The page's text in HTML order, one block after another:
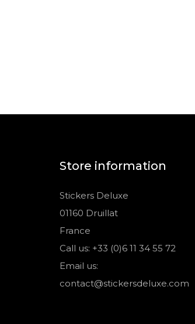
Store information
Stickers Deluxe
01160 Druillat
France
Call us: +33 (0)6 11 34 55 72
Email us:
contact@stickersdeluxe.com